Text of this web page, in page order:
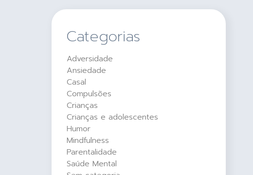
Categorias
Adversidade
Ansiedade
Casal
Compulsões
Crianças
Crianças e adolescentes
Humor
Mindfulness
Parentalidade
Saúde Mental